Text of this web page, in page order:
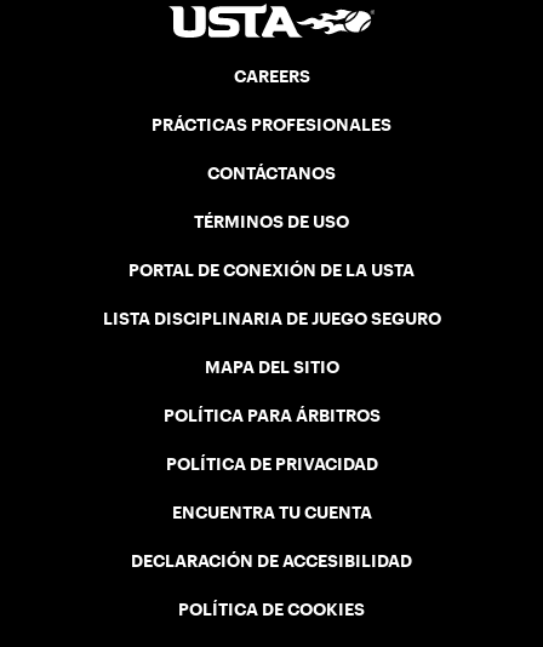
CAREERS
PRÁCTICAS PROFESIONALES
CONTÁCTANOS
TÉRMINOS DE USO
PORTAL DE CONEXIÓN DE LA USTA
LISTA DISCIPLINARIA DE JUEGO SEGURO
MAPA DEL SITIO
POLÍTICA PARA ÁRBITROS
POLÍTICA DE PRIVACIDAD
ENCUENTRA TU CUENTA
DECLARACIÓN DE ACCESIBILIDAD
POLÍTICA DE COOKIES